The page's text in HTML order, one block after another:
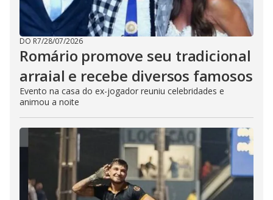
DO R7/28/07/2026
Romário promove seu tradicional
arraial e recebe diversos famosos
Evento na casa do ex-jogador reuniu celebridades e
animou a noite